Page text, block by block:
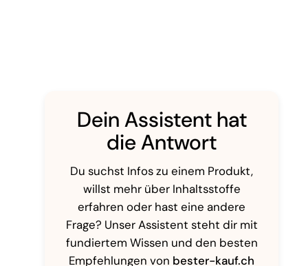
Dein Assistent hat
die Antwort
Du suchst Infos zu einem Produkt,
willst mehr über Inhaltsstoffe
erfahren oder hast eine andere
Frage? Unser Assistent steht dir mit
fundiertem Wissen und den besten
Empfehlungen von bester-kauf.ch